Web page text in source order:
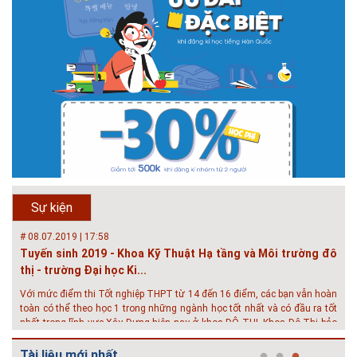
Sự kiện
# 05.04.2025 | 17:16
Tuyển sinh 2025, Khoa kỹ thuật hạ tầng và môi trường đô thị
- Đại học Kiến trúc...
Thông tin tuyển sinh đại học 2025 Khoa kỹ thuật hạ tầng và môi trường
đô thị - Đại học Kiến trúc Hà Nội Tuyển sinh đại học với 280 chỉ tiêu, thời
gian đào tạo 4,5 năm
# 05.04.2020 | 20:30
GIAO LƯU TRỰC TUYẾN - TƯ VẤN TUYỂN SINH ĐẠI HỌC
CHÍNH QUY ĐẠI HỌC KIẾN TRÚC NĂM...
Năm nay, kỳ thi THPT quốc gia dự kiến diễn ra vào tháng 8. Trường Đại
học Kiến trúc Hà Nội chúc các bạn học sinh cuối cấp ôn thi thật tốt MỜI
QUÝ PHỤ HUYNH VÀ CÁC EM ĐÓN XEM GIAO LƯU TRỰC TUYẾN "TƯ
VẤN TUYỂN SINH ĐẠI H...
# 08.07.2019 | 17:58
Tuyến sinh 2019 - Khoa Kỹ Thuật Hạ tầng và Môi trường đô
thị - trường Đại học Ki...
Với mức điểm thi Tốt nghiệp THPT từ 14 đến 16 điểm, các bạn vẫn hoàn
toàn có thể theo học 1 trong những ngành học tốt nhất và có đầu ra tốt
nhất trong lĩnh vực Xây Dựng hiện nay ở khoa ĐÔ THỊ. Khoa Đô Thị bảo
đảm 100% t...